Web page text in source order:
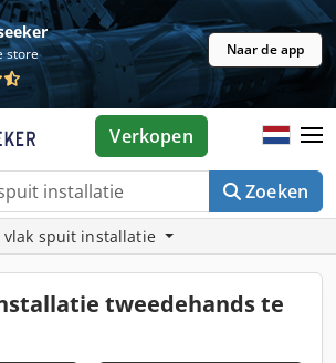
store Naar de app
Zoeken
Verkopen
spuit installatie
tweedehands te